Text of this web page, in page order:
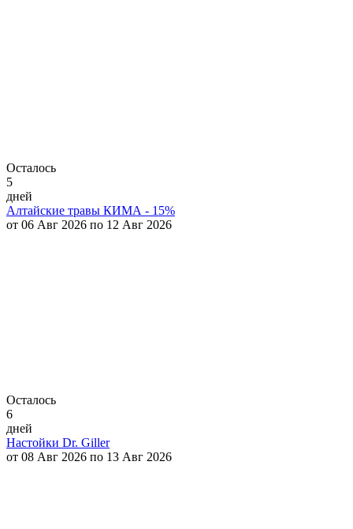
Осталось
5
дней
Алтайские травы КИМА - 15%
от 06 Авг 2026 по 12 Авг 2026
Осталось
6
дней
Настойки Dr. Giller
от 08 Авг 2026 по 13 Авг 2026